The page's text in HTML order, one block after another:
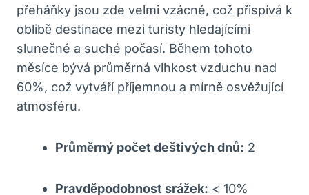
přeháňky jsou zde velmi vzácné, což přispívá k
oblibě destinace mezi turisty hledajícími
slunečné a suché počasí. Během tohoto
měsíce bývá průměrná vlhkost vzduchu nad
60%, což vytváří příjemnou a mírně osvěžující
atmosféru.
Průměrný počet deštivých dnů: 2
Pravděpodobnost srážek: < 10%